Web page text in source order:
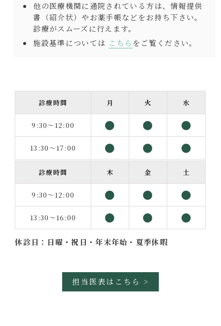
他の医療機関に通院されている方は、情報提供
書（紹介状）やお薬手帳などをお持ち下さい。
診療がスムーズに行えます。
施設基準については こちら をご覧ください。
診療時間 月 火 水
9:30～12:00 ● ● ●
13:30～17:00 ● ● ●
休診日：日曜・祝日・年末年始・夏季休暇
診療時間 木 金 土
9:30～12:00 ● ● ●
13:30～16:00 ● ● ●
担当医表はこちら >